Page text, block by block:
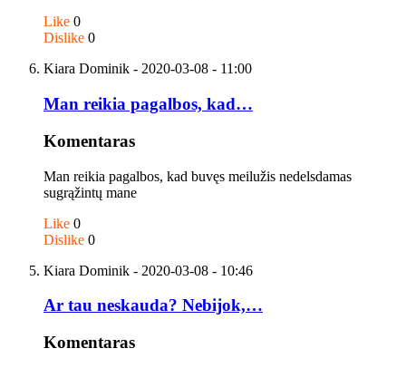
Like 0
Dislike 0
Kiara Dominik - 2020-03-08 - 11:00
Man reikia pagalbos, kad…
Komentaras
Man reikia pagalbos, kad buvęs meilužis nedelsdamas
sugrąžintų mane
Like 0
Dislike 0
Kiara Dominik - 2020-03-08 - 10:46
Ar tau neskauda? Nebijok,…
Komentaras